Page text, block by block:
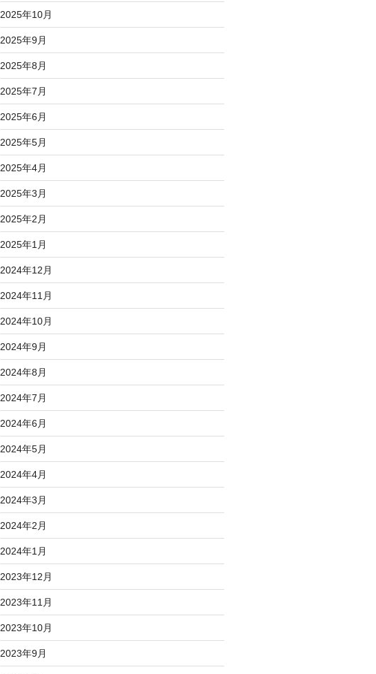
2025年10月
2025年9月
2025年8月
2025年7月
2025年6月
2025年5月
2025年4月
2025年3月
2025年2月
2025年1月
2024年12月
2024年11月
2024年10月
2024年9月
2024年8月
2024年7月
2024年6月
2024年5月
2024年4月
2024年3月
2024年2月
2024年1月
2023年12月
2023年11月
2023年10月
2023年9月